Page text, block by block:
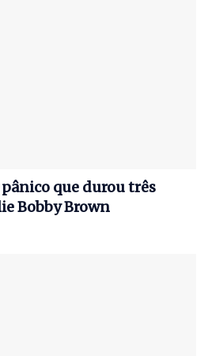
que durou três
Bobby Brown